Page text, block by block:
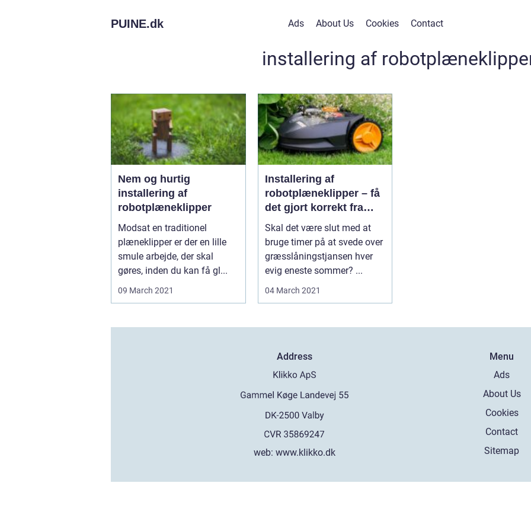
PUINE.dk Ads About Us Cookies Contact
installering af
Nem og hurtig
installering af
robotplæneklipper
Modsat en traditionel
plæneklipper er der en lille
smule arbejde, der skal
gøres, inden du kan få gl...
09 March 2021
Installering af
robotplæneklipper – få
det gjort korrekt fra
starten
Skal det være slut med at
bruge timer på at svede over
græsslåningstjansen hver
evig eneste sommer? ...
04 March 2021
Address
web:www.klikko.dk
Menu
Ads
About Us
Cookies
Contact
Sitemap